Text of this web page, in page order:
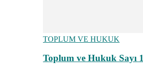
TOPLUM VE HUKUK
Toplum ve Hukuk Sayı 1